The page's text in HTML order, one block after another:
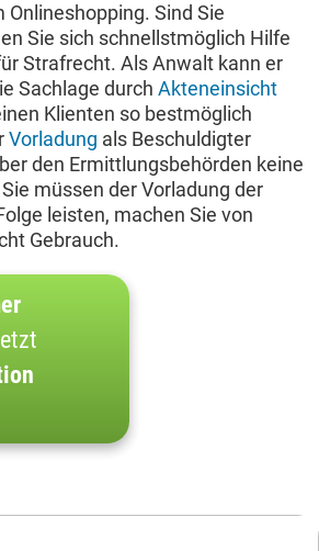
Sind Sie
Sie sich schnellstmöglich Hilfe
Strafrecht. Als Anwalt kann er
Sachlage durch Akteneinsicht
Klienten so bestmöglich
Vorladung als Beschuldigter
den Ermittlungsbehörden keine
müssen der Vorladung der
leisten, machen Sie von
Gebrauch.